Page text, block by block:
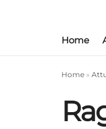
Home
Home »